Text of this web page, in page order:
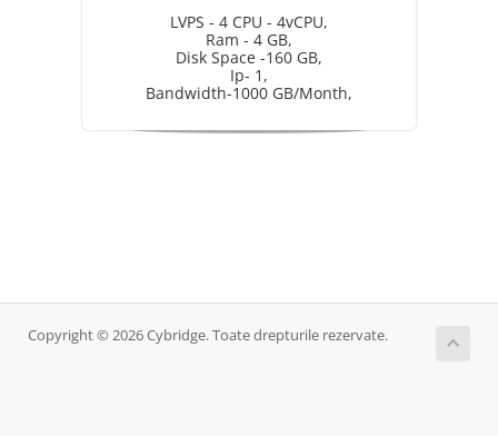
LVPS - 4 CPU - 4vCPU,
Ram - 4 GB,
Disk Space -160 GB,
Ip- 1,
Bandwidth-1000 GB/Month,
Copyright © 2026 Cybridge. Toate drepturile rezervate.